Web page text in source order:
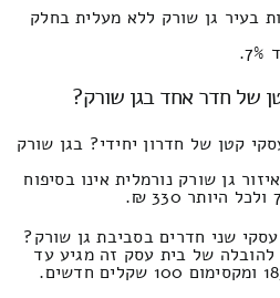
בעיר גן שורק ללא מעלית בחלק
של חדר אחד בגן שורק?
קטן של חדרון יחידי? בגן שורק
גן שורק נורמלית אינו בסיפוח
שני חדרים בסביבת גן שורק?
של בית עסק זה מגיע עד